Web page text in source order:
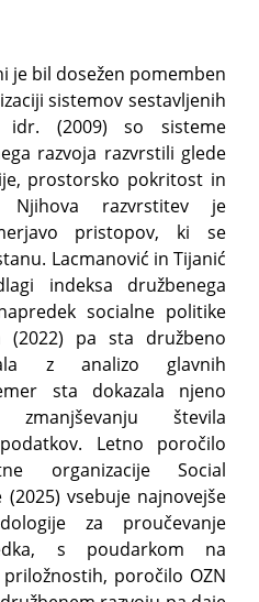
je bil dosežen pomemben
sistemov sestavljenih
idr. (2009) so sisteme
razvoja razvrstili glede
prostorsko pokritost in
Njihova razvrstitev je
pristopov, ki se
Lacmanović in Tijanić
indeksa družbenega
socialne politike
(2022) pa sta družbeno
z analizo glavnih
sta dokazala njeno
števila
Letno poročilo
organizacije Social
vsebuje najnovejše
za proučevanje
s poudarkom na
poročilo OZN